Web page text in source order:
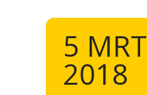
5 MRT
2018